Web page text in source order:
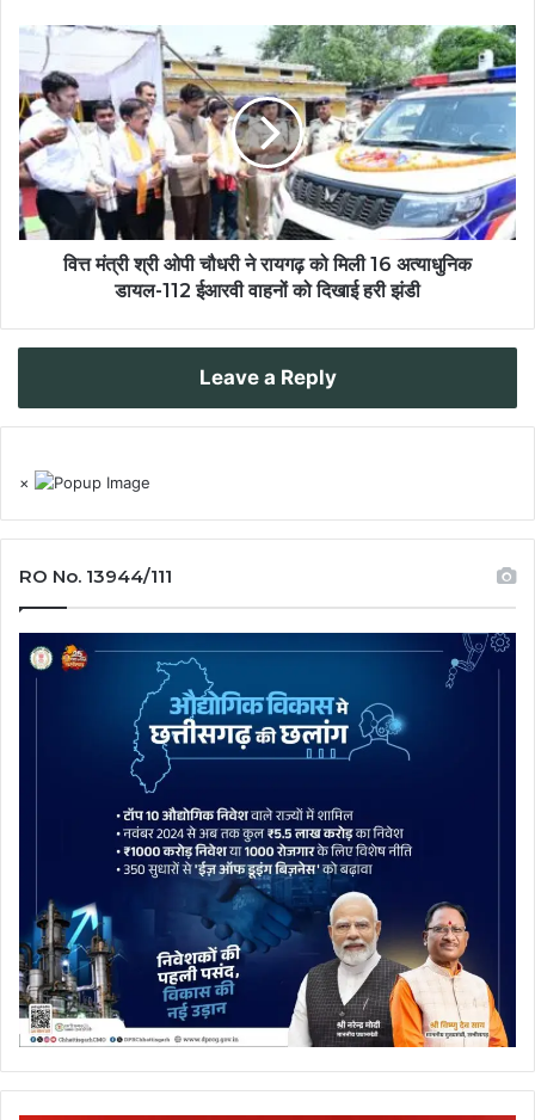
वित्त मंत्री श्री ओपी चौधरी ने रायगढ़ को मिली 16 अत्याधुनिक
डायल-112 ईआरवी वाहनों को दिखाई हरी झंडी
Leave a Reply
×
RO No. 13944/111